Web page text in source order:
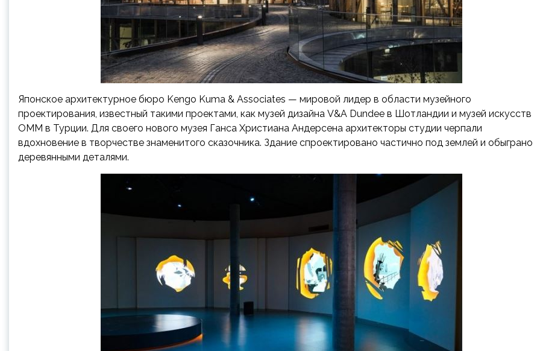
Японское архитектурное бюро Kengo Kuma & Associates — мировой лидер в области музейного
проектирования, известный такими проектами, как музей дизайна V&A Dundee в Шотландии и музей искусств
OMM в Турции. Для своего нового музея Ганса Христиана Андерсена архитекторы студии черпали
вдохновение в творчестве знаменитого сказочника. Здание спроектировано частично под землей и обыграно
деревянными деталями.